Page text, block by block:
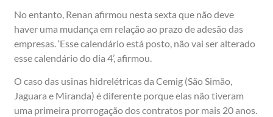
No entanto, Renan afirmou nesta sexta que não deve
haver uma mudança em relação ao prazo de adesão das
empresas. ‘Esse calendário está posto, não vai ser alterado
esse calendário do dia 4’, afirmou.
O caso das usinas hidrelétricas da Cemig (São Simão,
Jaguara e Miranda) é diferente porque elas não tiveram
uma primeira prorrogação dos contratos por mais 20 anos.